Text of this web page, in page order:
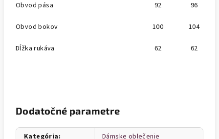
Obvod pása 92 96
Obvod bokov 100 104
Dĺžka rukáva 62 62
Dodatočné parametre
Kategória: Dámske oblečenie